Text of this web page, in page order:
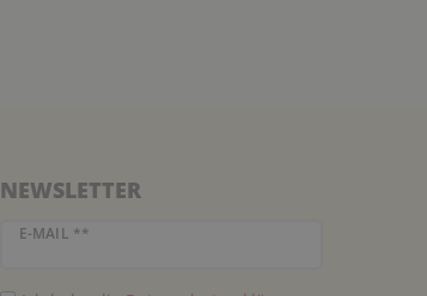
NEWSLETTER
E-MAIL **
Newsletter Honig